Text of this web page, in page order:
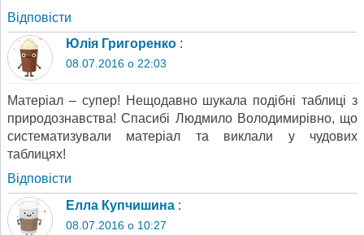
Відповіcти
Юлія Григоренко :
08.07.2016 о 22:03
Матеріал – супер! Нещодавно шукала подібні таблиці з
природознавства! Спасибі Людмило Володимирівно, що
систематизували матеріал та виклали у чудових
таблицях!
Відповіcти
Елла Купчишина :
08.07.2016 о 10:27